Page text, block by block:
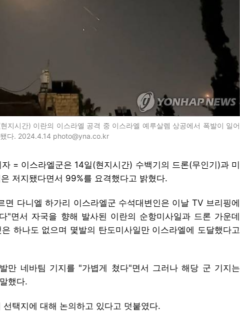
지시간) 이란의 이스라엘 공격 중 이스라엘 예루살렘 상공에서 폭발이 일어
다. 2024.4.14 photo@yna.co.kr
= 이스라엘군은 14일(현지시간) 수백기의 드론(무인기)과 미
저지됐다면서 99%를 요격했다고 밝혔다.
면 다니엘 하가리 이스라엘군 수석대변인은 이날 TV 브리핑에
"면서 자국을 향해 발사된 이란의 순항미사일과 드론 가운데
하나도 없으며 몇발의 탄도미사일만 이스라엘에 도달했다고
만 네바팀 기지를 "가볍게 쳤다"면서 그러나 해당 군 기지는
했다.
택지에 대해 논의하고 있다고 덧붙였다.